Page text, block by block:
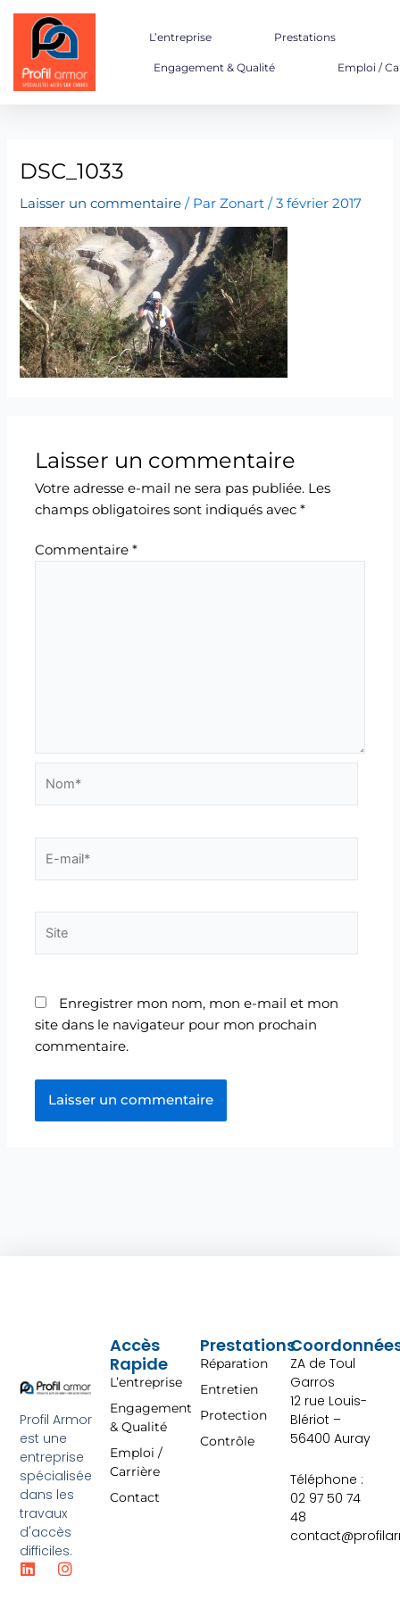
Aller
contenu
L’entreprise Prestations
Engagement & Qualité Emploi /
DSC_1033
Laisser un commentaire / ParZonart/3 février 2017
Laisser un commentaire
Votre adresse e-mail ne sera pas publiée. Les
champs obligatoires sont indiqués avec*
Commentaire*
mail*
Enregistrer mon nom, mon e-mail et mon
site dans le navigateur pour mon prochain
commentaire.
Profil Armor
est une
entreprise
spécialisée
dans les
travaux
d'accès
difficiles.
L
I
Prestations
Réparation
Entretien
Protection
Contrôle
Accès
Rapide
L’entreprise
Engagement
& Qualité
Emploi /
Carrière
Contact
ZA de Toul
Garros
12 rue Louis-
Blériot –
56400 Auray
Téléphone :
02 97 50 74
48